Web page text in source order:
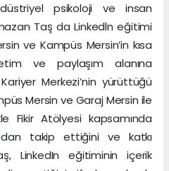
psikoloji ve insan
Taş da Linkedln eğitimi
ve Kampüs Mersin’in kısa
ve paylaşım alanına
Merkezi’nin yürüttüğü
Mersin ve Garaj Mersin ile
Fikir Atölyesi kapsamında
takip ettiğini ve katkı
LinkedIn eğitiminin içerik